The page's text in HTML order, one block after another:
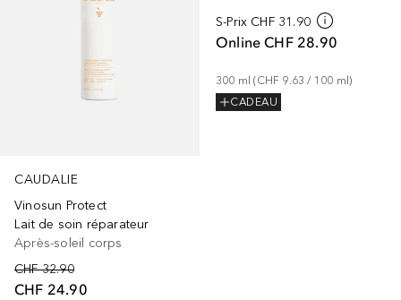
CAUDALIE
Vinosun Protect
Lait de soin réparateur
Après-soleil corps
CHF 32.90
CHF 24.90
S-Prix CHF 31.90
Online CHF 28.90
300 ml (CHF 9.63 / 100 ml)
CADEAU